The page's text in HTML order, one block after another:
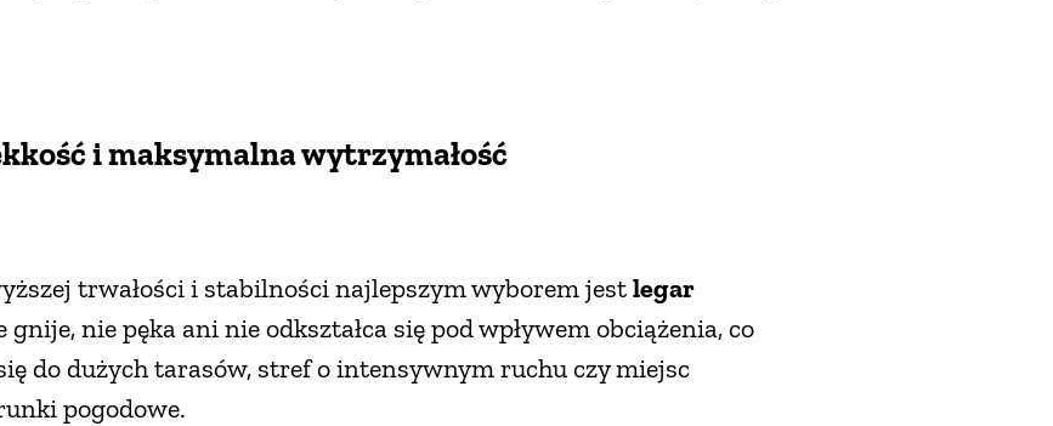
i maksymalna wytrzymałość
trwałości i stabilności najlepszym wyborem jestlegar
nie pęka ani nie odkształca się pod wpływem obciążenia, co
do dużych tarasów, stref o intensywnym ruchu czy miejsc
pogodowe.